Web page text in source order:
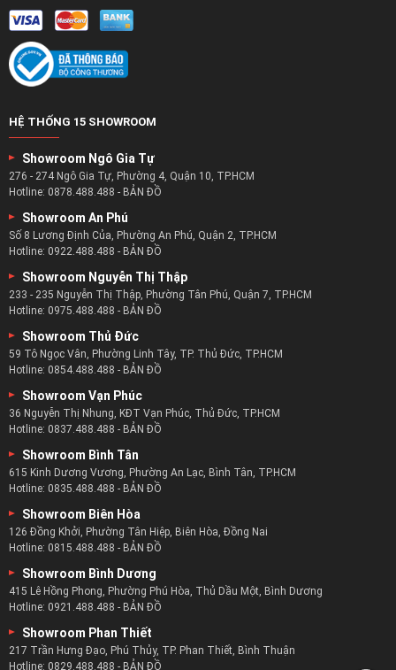
HỆ THỐNG 15 SHOWROOM
Showroom Ngô Gia Tự
276 - 274 Ngô Gia Tự, Phường 4, Quận 10, TP.HCM
Hotline: 0878.488.488 - BẢN ĐỒ
Showroom An Phú
Số 8 Lương Định Của, Phường An Phú, Quận 2, TP.HCM
Hotline: 0922.488.488 - BẢN ĐỒ
Showroom Nguyễn Thị Thập
233 - 235 Nguyễn Thị Thập, Phường Tân Phú, Quận 7, TP.HCM
Hotline: 0975.488.488 - BẢN ĐỒ
Showroom Thủ Đức
59 Tô Ngọc Vân, Phường Linh Tây, TP. Thủ Đức, TP.HCM
Hotline: 0854.488.488 - BẢN ĐỒ
Showroom Vạn Phúc
36 Nguyễn Thị Nhung, KĐT Vạn Phúc, Thủ Đức, TP.HCM
Hotline: 0837.488.488 - BẢN ĐỒ
Showroom Bình Tân
615 Kinh Dương Vương, Phường An Lạc, Bình Tân, TP.HCM
Hotline: 0835.488.488 - BẢN ĐỒ
Showroom Biên Hòa
126 Đồng Khởi, Phường Tân Hiệp, Biên Hòa, Đồng Nai
Hotline: 0815.488.488 - BẢN ĐỒ
Showroom Bình Dương
415 Lê Hồng Phong, Phường Phú Hòa, Thủ Dầu Một, Bình Dương
Hotline: 0921.488.488 - BẢN ĐỒ
Showroom Phan Thiết
217 Trần Hưng Đạo, Phú Thủy, TP. Phan Thiết, Bình Thuận
Hotline: 0829.488.488 - BẢN ĐỒ